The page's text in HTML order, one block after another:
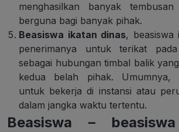
menghasilkan banyak
berguna bagi banyak pihak.
Beasiswa ikatan dinas, beasiswa
penerimanya untuk terikat
sebagai hubungan timbal balik
kedua belah pihak. Umumnya,
untuk bekerja di instansi atau
dalam jangka waktu tertentu.
Beasiswa –